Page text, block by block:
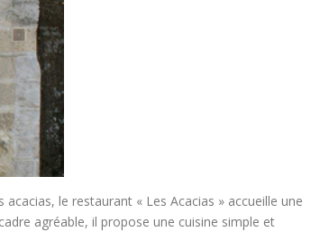
le restaurant « Les Acacias » accueille une
agréable, il propose une cuisine simple et